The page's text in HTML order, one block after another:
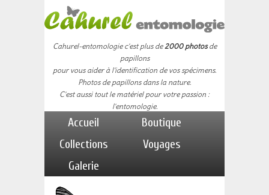
Cahurel-entomologie c'est plus de2000 photosde
papillons
pour vous aider à l'identification de vos spécimens.
Photos de papillons dans la nature.
C'est aussi tout le matériel pour votre passion :
l'entomologie.
Accueil
Boutique
Collections
Voyages
Galerie